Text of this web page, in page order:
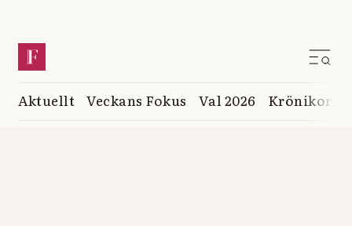
Aktuellt Veckans Fokus Val 2026 Krönikor